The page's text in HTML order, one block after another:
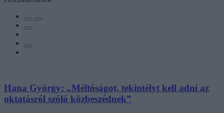
Hana György: „Méltóságot, tekintélyt kell adni az
oktatásról szóló közbeszédnek”